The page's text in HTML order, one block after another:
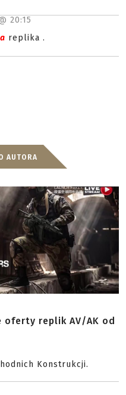
20:15
replika .
AUTORA
oferty replik AV/AK od
Konstrukcji.